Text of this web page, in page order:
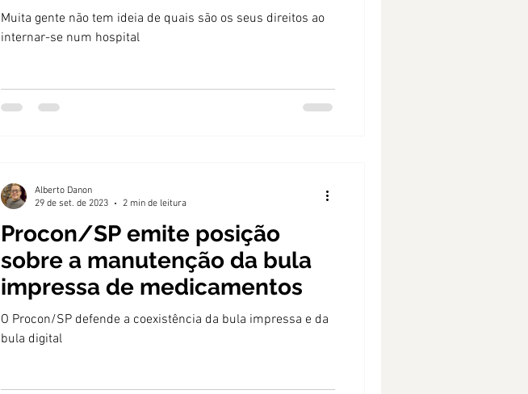
Muita gente não tem ideia de quais são os seus direitos ao
internar-se num hospital
Procon/SP emite posição
sobre a manutenção da bula
impressa de medicamentos
O Procon/SP defende a coexistência da bula impressa e da
bula digital
Alberto Danon
29 de set. de 2023
2 min de leitura